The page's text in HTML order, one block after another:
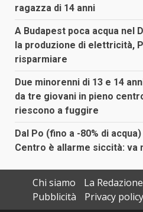
ragazza di 14 anni
A Budapest poca acqua nel
la produzione di elettricità,
risparmiare
Due minorenni di 13 e 14
da tre giovani in pieno
riescono a fuggire
Dal Po (fino a -80% di
Centro è allarme siccità: va
Chi siamo
La
Pubblicità
Privacy policy